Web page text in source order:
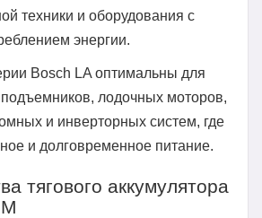
техники и оборудования с
энергии.
Bosch LA оптимальны для
подъемников, лодочных моторов,
и инверторных систем, где
и долговременное питание.
тягового аккумулятора